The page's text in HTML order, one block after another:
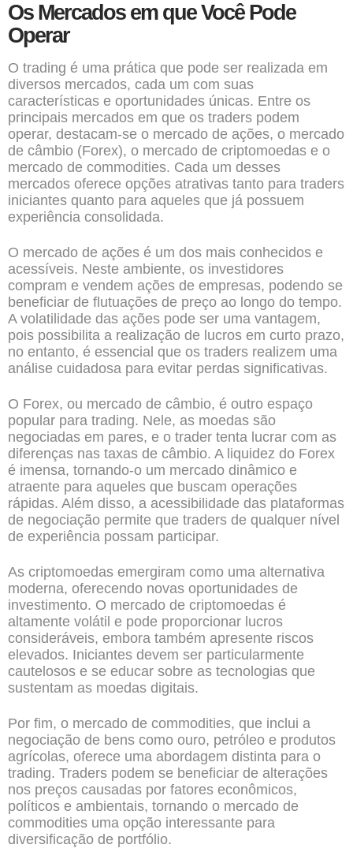
Os Mercados em que Você Pode
Operar
O trading é uma prática que pode ser realizada em
diversos mercados, cada um com suas
características e oportunidades únicas. Entre os
principais mercados em que os traders podem
operar, destacam-se o mercado de ações, o mercado
de câmbio (Forex), o mercado de criptomoedas e o
mercado de commodities. Cada um desses
mercados oferece opções atrativas tanto para traders
iniciantes quanto para aqueles que já possuem
experiência consolidada.
O mercado de ações é um dos mais conhecidos e
acessíveis. Neste ambiente, os investidores
compram e vendem ações de empresas, podendo se
beneficiar de flutuações de preço ao longo do tempo.
A volatilidade das ações pode ser uma vantagem,
pois possibilita a realização de lucros em curto prazo,
no entanto, é essencial que os traders realizem uma
análise cuidadosa para evitar perdas significativas.
O Forex, ou mercado de câmbio, é outro espaço
popular para trading. Nele, as moedas são
negociadas em pares, e o trader tenta lucrar com as
diferenças nas taxas de câmbio. A liquidez do Forex
é imensa, tornando-o um mercado dinâmico e
atraente para aqueles que buscam operações
rápidas. Além disso, a acessibilidade das plataformas
de negociação permite que traders de qualquer nível
de experiência possam participar.
As criptomoedas emergiram como uma alternativa
moderna, oferecendo novas oportunidades de
investimento. O mercado de criptomoedas é
altamente volátil e pode proporcionar lucros
consideráveis, embora também apresente riscos
elevados. Iniciantes devem ser particularmente
cautelosos e se educar sobre as tecnologias que
sustentam as moedas digitais.
Por fim, o mercado de commodities, que inclui a
negociação de bens como ouro, petróleo e produtos
agrícolas, oferece uma abordagem distinta para o
trading. Traders podem se beneficiar de alterações
nos preços causadas por fatores econômicos,
políticos e ambientais, tornando o mercado de
commodities uma opção interessante para
diversificação de portfólio.